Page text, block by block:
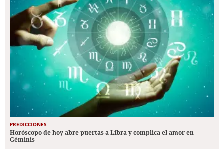
PREDICCIONES
Horóscopo de hoy abre puertas a Libra y complica el amor en
Géminis